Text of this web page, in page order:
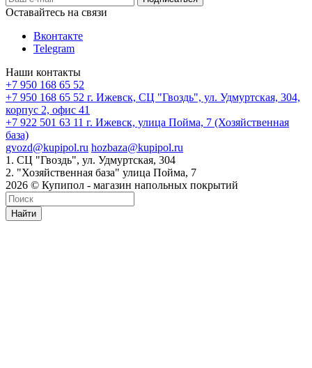
Оставайтесь на связи
Вконтакте
Telegram
Наши контакты
+7 950 168 65 52
+7 950 168 65 52 г. Ижевск, СЦ "Гвоздь", ул. Удмуртская, 304,
корпус 2, офис 41
+7 922 501 63 11 г. Ижевск, улица Пойма, 7 (Хозяйственная
база)
gvozd@kupipol.ru hozbaza@kupipol.ru
1. СЦ "Гвоздь", ул. Удмуртская, 304
2. "Хозяйственная база" улица Пойма, 7
2026 © Купипол - магазин напольных покрытий
Найти